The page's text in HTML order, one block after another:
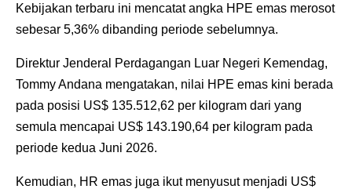
Kebijakan terbaru ini mencatat angka HPE emas merosot
sebesar 5,36% dibanding periode sebelumnya.
Direktur Jenderal Perdagangan Luar Negeri Kemendag,
Tommy Andana mengatakan, nilai HPE emas kini berada
pada posisi US$ 135.512,62 per kilogram dari yang
semula mencapai US$ 143.190,64 per kilogram pada
periode kedua Juni 2026.
Kemudian, HR emas juga ikut menyusut menjadi US$